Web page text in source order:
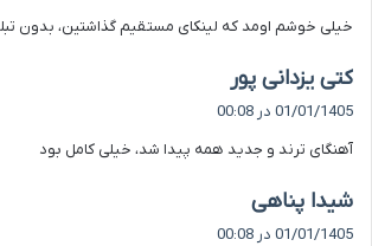
:
خیلی خوشم اومد که لینکای مستقیم گذاشتین، بدون
کتی یزدانی پور
ف
:
01/01/1405 در 00:08
آهنگای ترند و جدید همه پیدا شد، خیلی کامل بود
شیدا پناهی
ف
01/01/1405 در 00:08